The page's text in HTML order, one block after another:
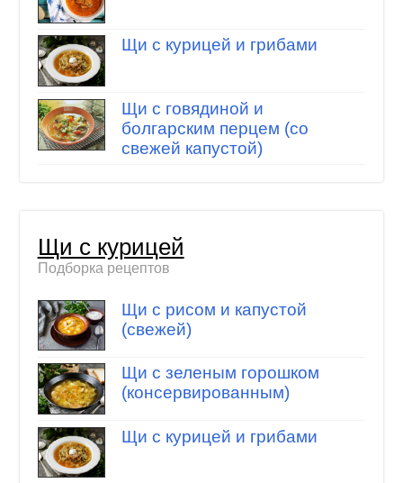
Щи с курицей и грибами
Щи с говядиной и
болгарским перцем (со
свежей капустой)
Щи с курицей
Подборка рецептов
Щи с рисом и капустой
(свежей)
Щи с зеленым горошком
(консервированным)
Щи с курицей и грибами